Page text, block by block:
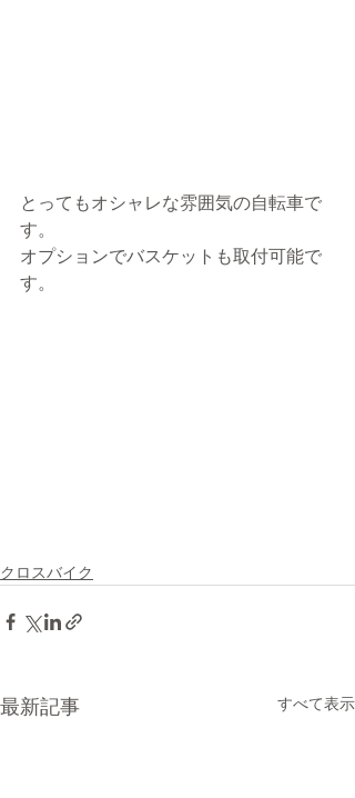
とってもオシャレな雰囲気の自転車で
す。
オプションでバスケットも取付可能で
す。
クロスバイク
最新記事 すべて表示